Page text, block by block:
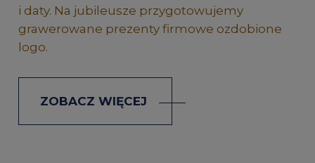
i daty. Na jubileusze przygotowujemy
grawerowane prezenty firmowe ozdobione
logo.
ZOBACZ WIĘCEJ